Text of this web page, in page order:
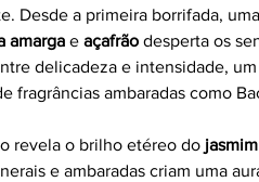
Desde a primeira borrifada,
amarga e açafrão desperta os
delicadeza e intensidade,
fragrâncias ambaradas como
revela o brilho etéreo do jasmim
e ambaradas criam uma